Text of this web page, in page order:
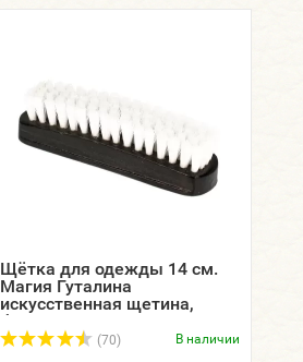
Щётка для одежды 14 см.
Магия Гуталина
искусственная щетина,
белая.
(70) В наличии